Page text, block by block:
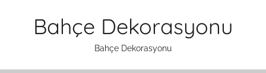
Bahçe Dekorasyonu
Bahçe Dekorasyonu